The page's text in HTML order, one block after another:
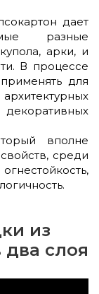
дает
разные
арки, и
В процессе
для
вполне
среди
из
два слоя